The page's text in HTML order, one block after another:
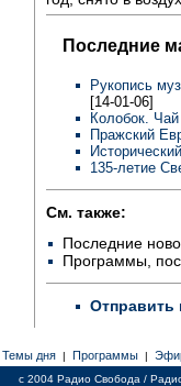
Последние
Рукопись
[14-01-06]
Колобок.
Пражский
135-летие
См. также:
Последние
Программы,
Отправить
Темы дня | Программы |
c 2004 Радио Свобода /